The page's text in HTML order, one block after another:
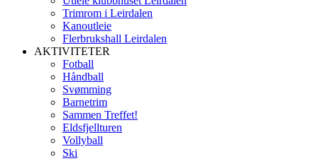
Trimrom i Leirdalen
Kanoutleie
Flerbrukshall Leirdalen
AKTIVITETER
Fotball
Håndball
Svømming
Barnetrim
Sammen Treffet!
Eldsfjellturen
Vollyball
Ski